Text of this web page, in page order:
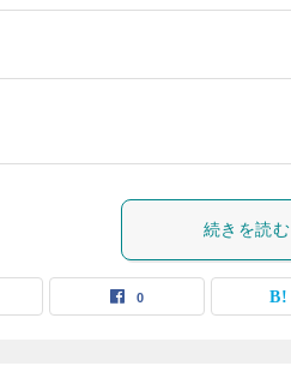
続きを読む
0